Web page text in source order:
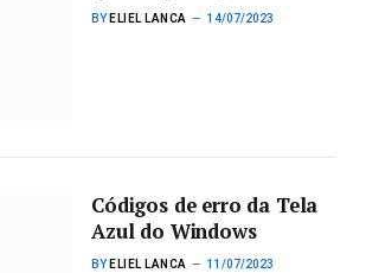
BY ELIEL LANCA 14/07/2023
Códigos de erro da Tela
Azul do Windows
BY ELIEL LANCA 11/07/2023